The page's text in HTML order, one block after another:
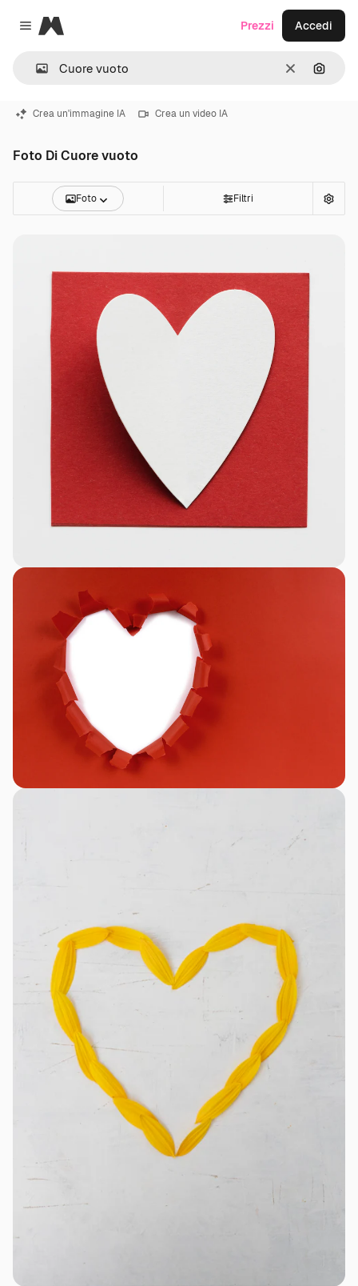
Close menu
Magnific
CancellaCerca
Prezzi Accedi
Crea un'immagine IA Crea un video IA
Foto Di Cuore vuoto
Foto Filtri